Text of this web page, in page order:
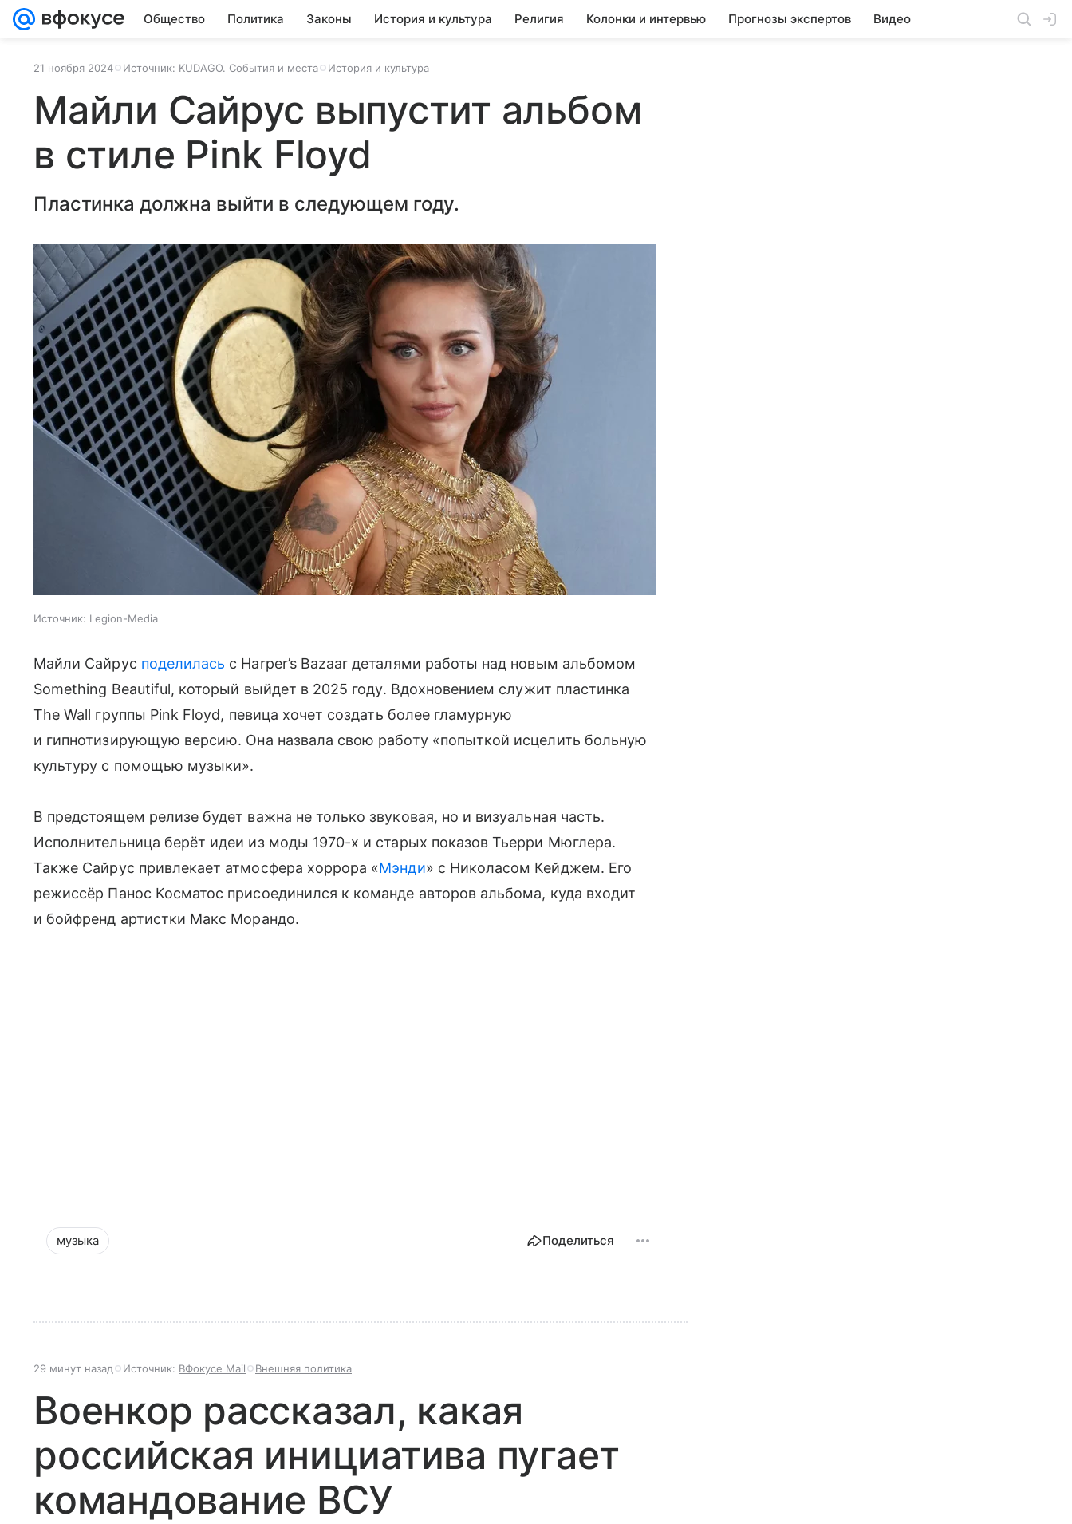
Общество Политика Законы История и культура Религия Колонки и интервью Прогнозы экспертов Видео
21 ноября 2024 Источник: KUDAGO. События и места История и культура
Майли Сайрус выпустит альбом
в стиле Pink Floyd
Пластинка должна выйти в следующем году.
Источник: Legion-Media
Майли Сайрус поделилась с Harper’s Bazaar деталями работы над новым альбомом
Something Beautiful, который выйдет в 2025 году. Вдохновением служит пластинка
The Wall группы Pink Floyd, певица хочет создать более гламурную
и гипнотизирующую версию. Она назвала свою работу «попыткой исцелить больную
культуру с помощью музыки».
В предстоящем релизе будет важна не только звуковая, но и визуальная часть.
Исполнительница берёт идеи из моды 1970-х и старых показов Тьерри Мюглера.
Также Сайрус привлекает атмосфера хоррора «Мэнди» с Николасом Кейджем. Его
режиссёр Панос Косматос присоединился к команде авторов альбома, куда входит
и бойфренд артистки Макс Морандо.
музыка Поделиться
29 минут назад Источник: ВФокусе Mail Внешняя политика
Военкор рассказал, какая
российская инициатива пугает
командование ВСУ